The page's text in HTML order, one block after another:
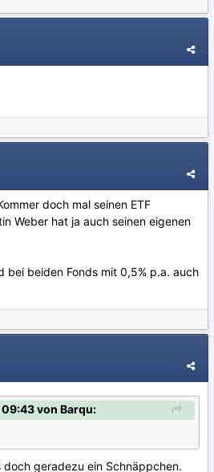
doch mal seinen ETF
Weber hat ja auch seinen eigenen
bei beiden Fonds mit 0,5% p.a. auch
von Barqu:
geradezu ein Schnäppchen.